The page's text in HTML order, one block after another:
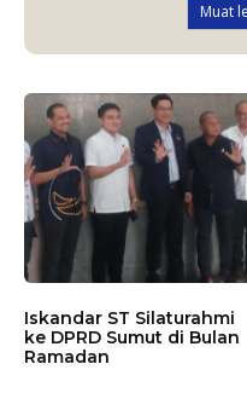
Muat
Iskandar ST Silaturahmi
ke DPRD Sumut di Bulan
Ramadan